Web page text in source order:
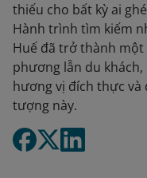
thiếu cho bất kỳ ai
Hành trình tìm kiếm
Huế đã trở thành
phương lẫn du
hương vị đích thực và
tượng này.